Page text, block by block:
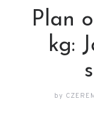
Plan
kg:
by